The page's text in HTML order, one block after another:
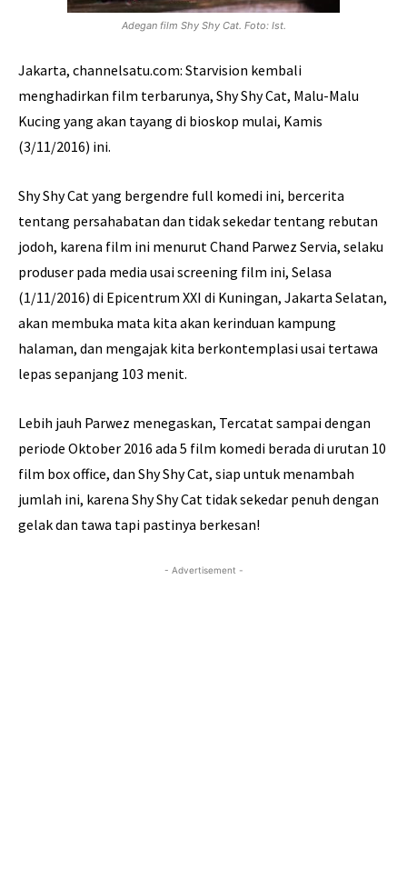
Adegan film Shy Shy Cat. Foto: Ist.
Jakarta, channelsatu.com: Starvision kembali
menghadirkan film terbarunya, Shy Shy Cat, Malu-Malu
Kucing yang akan tayang di bioskop mulai, Kamis
(3/11/2016) ini.
Shy Shy Cat yang bergendre full komedi ini, bercerita
tentang persahabatan dan tidak sekedar tentang rebutan
jodoh, karena film ini menurut Chand Parwez Servia, selaku
produser pada media usai screening film ini, Selasa
(1/11/2016) di Epicentrum XXI di Kuningan, Jakarta Selatan,
akan membuka mata kita akan kerinduan kampung
halaman, dan mengajak kita berkontemplasi usai tertawa
lepas sepanjang 103 menit.
Lebih jauh Parwez menegaskan, Tercatat sampai dengan
periode Oktober 2016 ada 5 film komedi berada di urutan 10
film box office, dan Shy Shy Cat, siap untuk menambah
jumlah ini, karena Shy Shy Cat tidak sekedar penuh dengan
gelak dan tawa tapi pastinya berkesan!
- Advertisement -